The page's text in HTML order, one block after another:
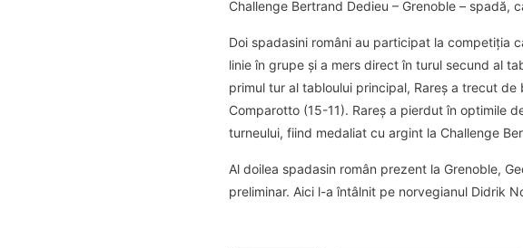
Challenge Bertrand Dedieu – Grenoble – spadă,
Doi spadasini români au participat la competiția
linie în grupe și a mers direct în turul secund al
primul tur al tabloului principal, Rareș a trecut
Comparotto (15-11). Rareș a pierdut în optimile
turneului, fiind medaliat cu argint la Challenge
Al doilea spadasin român prezent la Grenoble,
preliminar. Aici l-a întâlnit pe norvegianul Didrik